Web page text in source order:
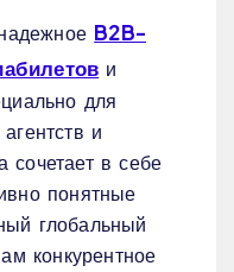
B2B-
и
для
и
в себе
понятные
глобальный
конкурентное